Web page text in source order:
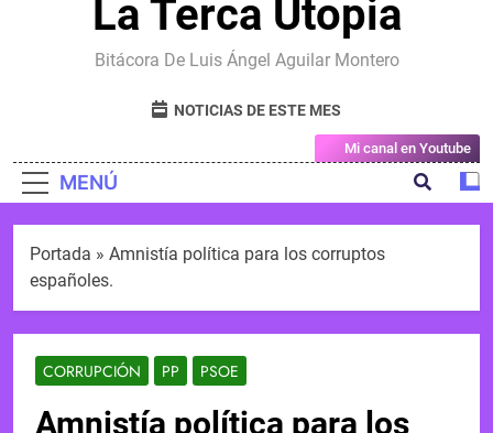
La Terca Utopia
Bitácora De Luis Ángel Aguilar Montero
NOTICIAS DE ESTE MES
MENÚ
Mi canal en Youtube
Portada » Amnistía política para los corruptos
españoles.
CORRUPCIÓN PP PSOE
Amnistía política para los